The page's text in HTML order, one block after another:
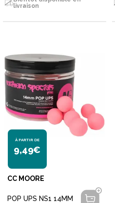
livraison
À PARTIR DE
9,49€
CC MOORE
POP UPS NS1 14MM